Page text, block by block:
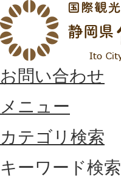
お問い合わせ
メニュー
カテゴリ検索
キーワード検索